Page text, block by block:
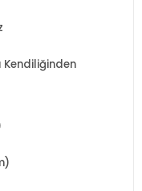
Kendiliğinden